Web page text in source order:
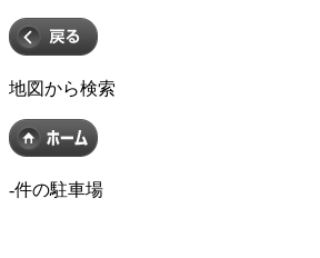
地図から検索
-件の駐車場